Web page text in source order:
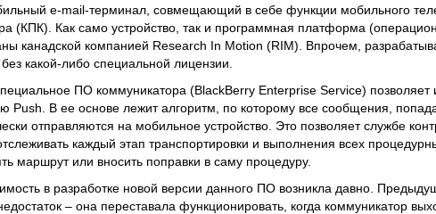
e-mail-терминал, совмещающий в себе функции мобильного
(КПК). Как само устройство, так и программная платформа
канадской компанией Research In Motion (RIM). Впрочем,
какой-либо специальной лицензии.
ПО коммуникатора (BlackBerry Enterprise Service) позволяет
Push. В ее основе лежит алгоритм, по которому все сообщения,
отправляются на мобильное устройство. Это позволяет службе
каждый этап транспортировки и выполнения всех
маршрут или вносить поправки в саму процедуру.
в разработке новой версии данного ПО возникла давно.
– она переставала функционировать, когда коммуникатор